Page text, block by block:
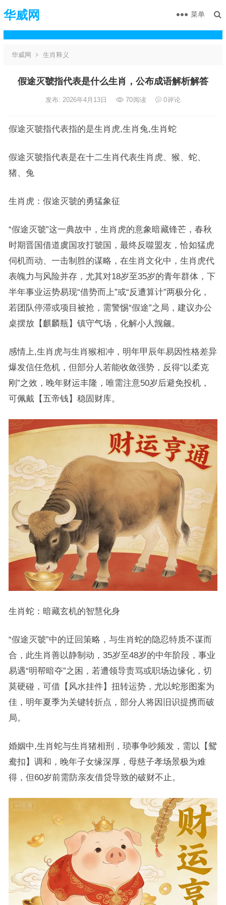
华威网 菜单
华威网 生肖释义
假途灭虢指代表是什么生肖，公布成语解析解答
发布: 2026年4月13日 70阅读 0评论
假途灭虢指代表指的是生肖虎,生肖兔,生肖蛇
假途灭虢指代表是在十二生肖代表生肖虎、猴、蛇、
猪、兔
生肖虎：假途灭虢的勇猛象征
“假途灭虢”这一典故中，生肖虎的意象暗藏锋芒，春秋
时期晋国借道虞国攻打虢国，最终反噬盟友，恰如猛虎
伺机而动、一击制胜的谋略，在生肖文化中，生肖虎代
表魄力与风险并存，尤其对18岁至35岁的青年群体，下
半年事业运势易现“借势而上”或“反遭算计”两极分化，
若团队停滞或项目被抢，需警惕“假途”之局，建议办公
桌摆放【麒麟瓶】镇守气场，化解小人觊觎。
感情上,生肖虎与生肖猴相冲，明年甲辰年易因性格差异
爆发信任危机，但部分人若能收敛强势，反得“以柔克
刚”之效，晚年财运丰隆，唯需注意50岁后避免投机，
可佩戴【五帝钱】稳固财库。
生肖蛇：暗藏玄机的智慧化身
“假途灭虢”中的迂回策略，与生肖蛇的隐忍特质不谋而
合，此生肖善以静制动，35岁至48岁的中年阶段，事业
易遇“明帮暗夺”之困，若遭领导责骂或职场边缘化，切
莫硬碰，可借【风水挂件】扭转运势，尤以蛇形图案为
佳，明年夏季为关键转折点，部分人将因旧识提携而破
局。
婚姻中,生肖蛇与生肖猪相刑，琐事争吵频发，需以【鸳
鸯扣】调和，晚年子女缘深厚，母慈子孝场景极为难
得，但60岁前需防亲友借贷导致的破财不止。